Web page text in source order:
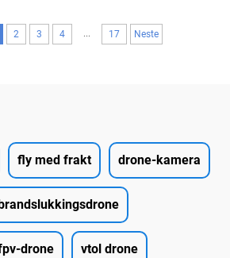
2 3 4 ... 17 Neste
fly med frakt drone-kamera
brandslukkingsdrone
drone vtol drone